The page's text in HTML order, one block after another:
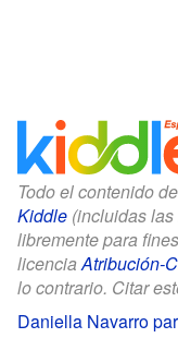
Todo el contenido
Kiddle (incluidas
libremente para
licenciaAtribución-
lo contrario. Citar
Daniella Navarro